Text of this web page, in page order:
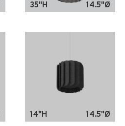
35"H 14.5"Ø
14"H 14.5"Ø